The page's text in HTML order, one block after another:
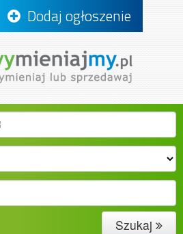
Dodaj ogłoszenie
Szukaj